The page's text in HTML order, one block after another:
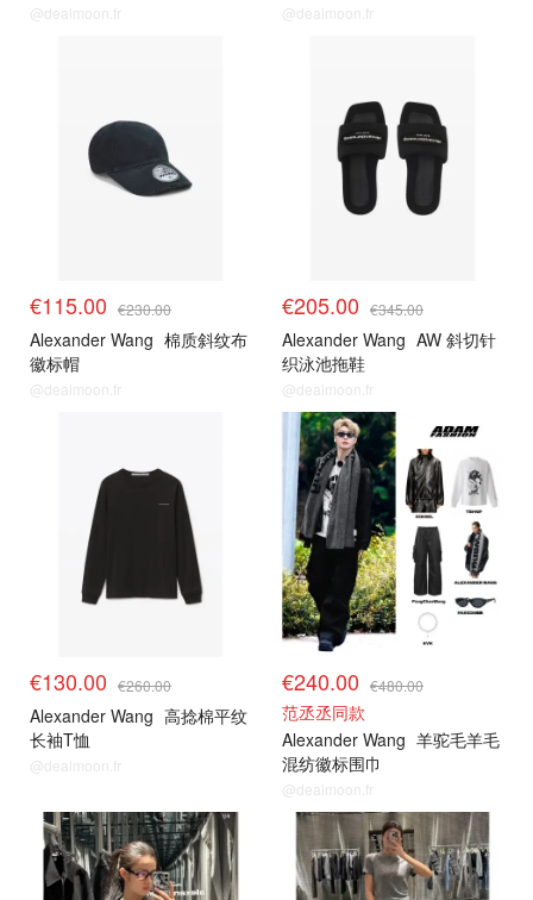
@dealmoon.fr @dealmoon.fr
€115.00 €230.00
Alexander Wang 棉质斜纹布
徽标帽
@dealmoon.fr
€205.00 €345.00
Alexander Wang AW 斜切针
织泳池拖鞋
@dealmoon.fr
€130.00 €260.00
Alexander Wang 高捻棉平纹
长袖T恤
@dealmoon.fr
€240.00 €480.00
范丞丞同款
Alexander Wang 羊驼毛羊毛
混纺徽标围巾
@dealmoon.fr